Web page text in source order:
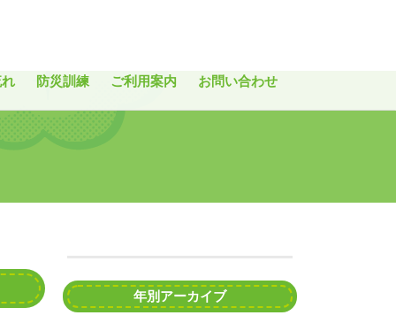
防災訓練 ご利用案内 お問い合わせ
年別アーカイブ